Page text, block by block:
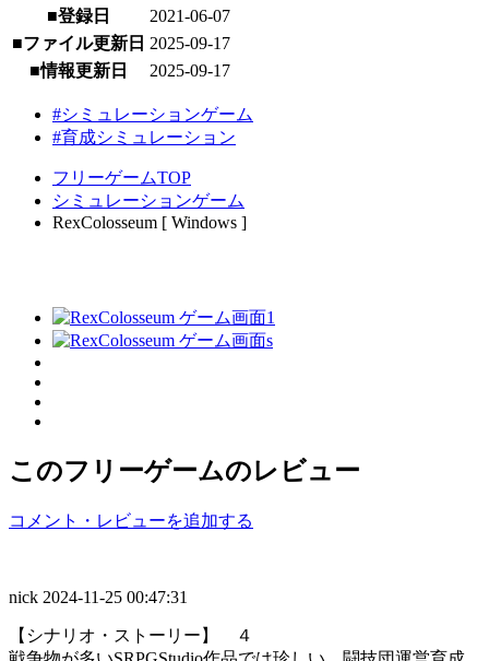
■登録日
2021-06-07
■ファイル更新日 2025-09-17
■情報更新日
2025-09-17
#シミュレーションゲーム
#育成シミュレーション
フリーゲームTOP
シミュレーションゲーム
RexColosseum [ Windows ]
このフリーゲームのレビュー
コメント・レビューを追加する
nick 2024-11-25 00:47:31
【シナリオ・ストーリー】 ４